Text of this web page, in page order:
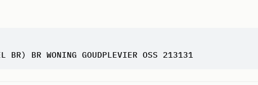
BR WONING GOUDPLEVIER OSS 213131